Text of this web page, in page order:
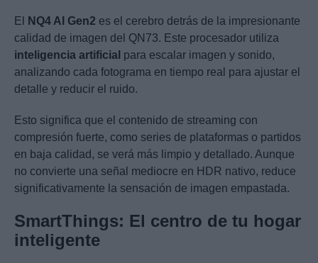
El NQ4 AI Gen2 es el cerebro detrás de la impresionante
calidad de imagen del QN73. Este procesador utiliza
inteligencia artificial para escalar imagen y sonido,
analizando cada fotograma en tiempo real para ajustar el
detalle y reducir el ruido.
Esto significa que el contenido de streaming con
compresión fuerte, como series de plataformas o partidos
en baja calidad, se verá más limpio y detallado. Aunque
no convierte una señal mediocre en HDR nativo, reduce
significativamente la sensación de imagen empastada.
SmartThings: El centro de tu hogar
inteligente